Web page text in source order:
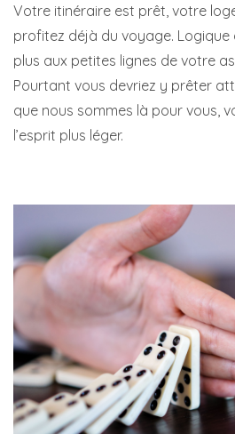
Votre itinéraire est prêt, votre
profitez déjà du voyage. Logique
plus aux petites lignes de votre
Pourtant vous devriez y prêter
que nous sommes là pour vous,
l’esprit plus léger.